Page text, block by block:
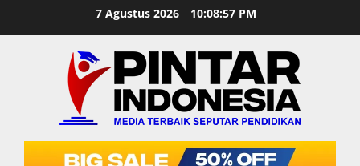
7 Agustus 2026 10:08:58 PM